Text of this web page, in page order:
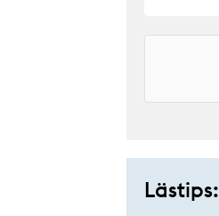
Lästips: